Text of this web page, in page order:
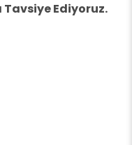
Tavsiye Ediyoruz.